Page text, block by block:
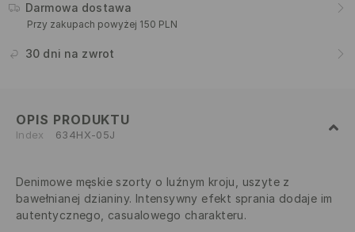
Darmowa dostawa
Przy zakupach powyżej 150 PLN
30 dni na zwrot
OPIS PRODUKTU
Index 634HX-05J
Denimowe męskie szorty o luźnym kroju, uszyte z
bawełnianej dzianiny. Intensywny efekt sprania dodaje im
autentycznego, casualowego charakteru.